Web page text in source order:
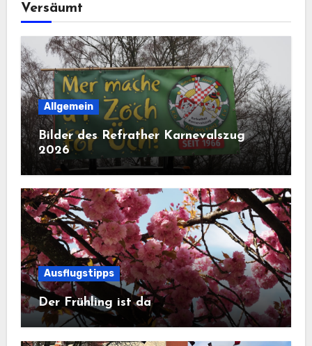
Versäumt
Allgemein
Bilder des Refrather Karnevalszug
2026
Ausflugstipps
Der Frühling ist da